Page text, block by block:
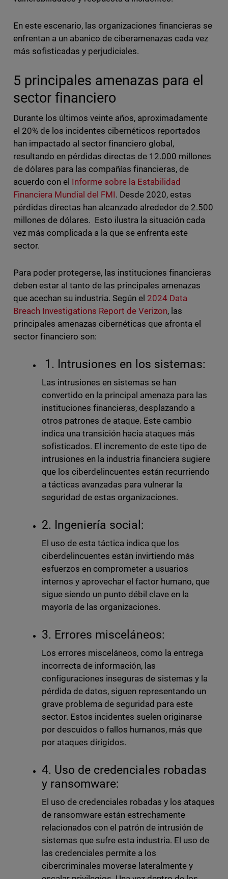
En este escenario, las organizaciones financieras se
enfrentan a un abanico de ciberamenazas cada vez
más sofisticadas y perjudiciales.
5 principales amenazas para el
sector financiero
Durante los últimos veinte años, aproximadamente
el 20% de los incidentes cibernéticos reportados
han impactado al sector financiero global,
resultando en pérdidas directas de 12.000 millones
de dólares para las compañías financieras, de
acuerdo con el Informe sobre la Estabilidad
Financiera Mundial del FMI. Desde 2020, estas
pérdidas directas han alcanzado alrededor de 2.500
millones de dólares. Esto ilustra la situación cada
vez más complicada a la que se enfrenta este
sector.
Para poder protegerse, las instituciones financieras
deben estar al tanto de las principales amenazas
que acechan su industria. Según el 2024 Data
Breach Investigations Report de Verizon, las
principales amenazas cibernéticas que afronta el
sector financiero son:
1. Intrusiones en los sistemas:
Las intrusiones en sistemas se han
convertido en la principal amenaza para las
instituciones financieras, desplazando a
otros patrones de ataque. Este cambio
indica una transición hacia ataques más
sofisticados. El incremento de este tipo de
intrusiones en la industria financiera sugiere
que los ciberdelincuentes están recurriendo
a tácticas avanzadas para vulnerar la
seguridad de estas organizaciones.
2. Ingeniería social:
El uso de esta táctica indica que los
ciberdelincuentes están invirtiendo más
esfuerzos en comprometer a usuarios
internos y aprovechar el factor humano, que
sigue siendo un punto débil clave en la
mayoría de las organizaciones.
3. Errores misceláneos:
Los errores misceláneos, como la entrega
incorrecta de información, las
configuraciones inseguras de sistemas y la
pérdida de datos, siguen representando un
grave problema de seguridad para este
sector. Estos incidentes suelen originarse
por descuidos o fallos humanos, más que
por ataques dirigidos.
4. Uso de credenciales robadas
y ransomware:
El uso de credenciales robadas y los ataques
de ransomware están estrechamente
relacionados con el patrón de intrusión de
sistemas que sufre esta industria. El uso de
las credenciales permite a los
cibercriminales moverse lateralmente y